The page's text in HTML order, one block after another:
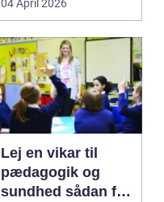
04 April 2026
Lej en vikar til
pædagogik og
sundhed sådan får